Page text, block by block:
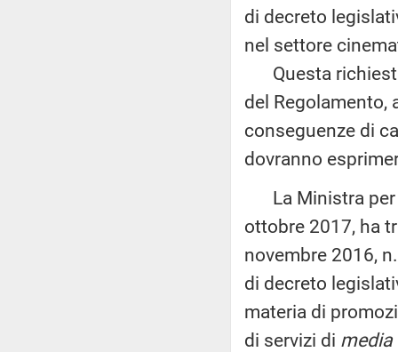
di decreto
nel settore
Questa
del Regolamento,
conseguenze di
dovranno
La Ministra per
ottobre 2017, ha
novembre 2016,
di decreto
materia di
di servizi di media